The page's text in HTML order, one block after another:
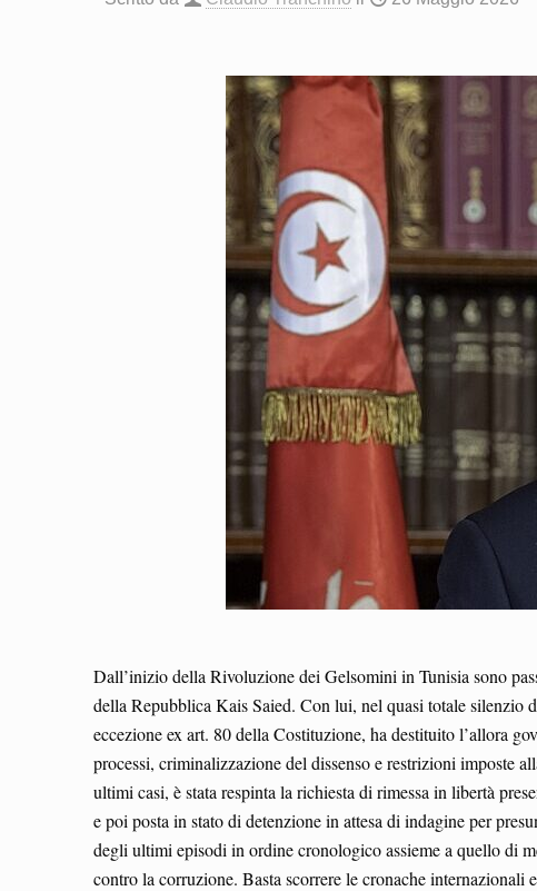
Dall’inizio della Rivoluzione dei Gelsomini in Tunisia sono
della Repubblica Kais Saied. Con lui, nel quasi totale silenzio
eccezione ex art. 80 della Costituzione, ha destituito l’allora
processi, criminalizzazione del dissenso e restrizioni imposte
ultimi casi, è stata respinta la richiesta di rimessa in libertà
e poi posta in stato di detenzione in attesa di indagine per
degli ultimi episodi in ordine cronologico assieme a quello di
contro la corruzione. Basta scorrere le cronache